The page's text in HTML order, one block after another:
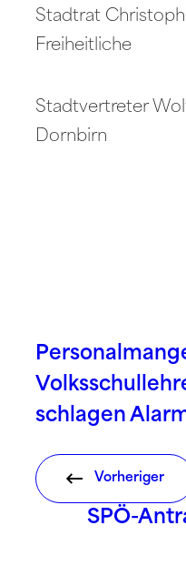
Stadtrat
Freiheitliche
Stadtvertreter
Dornbirn
schlagen
Vorheriger
SPÖ-